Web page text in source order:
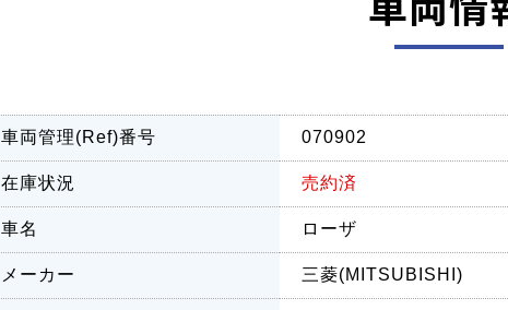
車両管理(Ref)番号 070902
在庫状況 売約済
車名 ローザ
メーカー 三菱(MITSUBISHI)